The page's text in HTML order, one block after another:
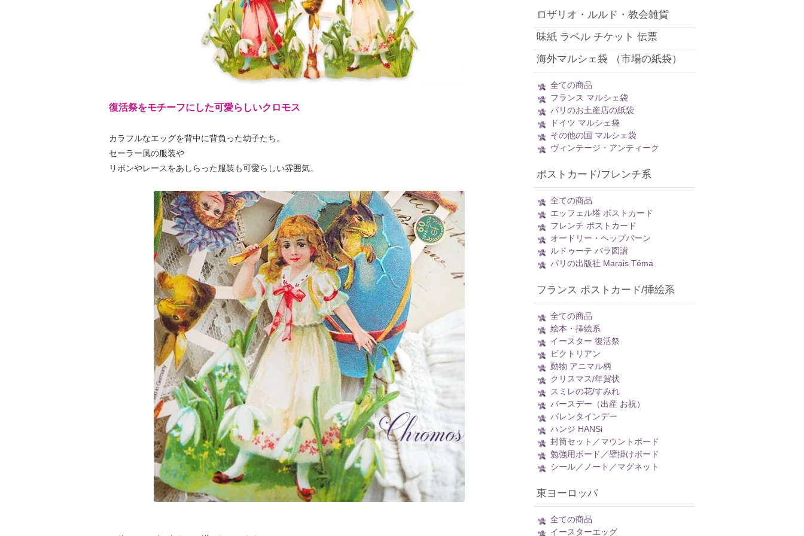
復活祭をモチーフにした可愛らしいクロモス
カラフルなエッグを背中に背負った幼子たち。
セーラー風の服装や
リボンやレースをあしらった服装も可愛らしい雰囲気。
ロザリオ・ルルド・教会雑貨
味紙 ラベル チケット 伝票
海外マルシェ袋 （市場の紙袋）
全ての商品
フランス マルシェ袋
パリのお土産店の紙袋
ドイツ マルシェ袋
その他の国 マルシェ袋
ヴィンテージ・アンティーク
ポストカード/フレンチ系
全ての商品
エッフェル塔 ポストカード
フレンチ ポストカード
オードリー・ヘップバーン
ルドゥーテ バラ図譜
パリの出版社 Marais Téma
フランス ポストカード/挿絵系
全ての商品
絵本・挿絵系
イースター 復活祭
ビクトリアン
動物 アニマル柄
クリスマス/年賀状
スミレの花/すみれ
バースデー（出産 お祝）
バレンタインデー
ハンジ HANSi
封筒セット／マウントボード
勉強用ボード／壁掛けボード
シール／ノート／マグネット
東ヨーロッパ
全ての商品
イースターエッグ